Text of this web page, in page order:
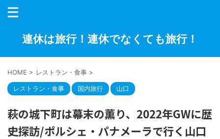
連休は旅行！連休でなくても旅行！
HOME > レストラン・食事 >
レストラン・食事 国内旅行 山口
萩の城下町は幕末の薫り、2022年GWに歴
史探訪/ポルシェ・パナメーラで行く山口